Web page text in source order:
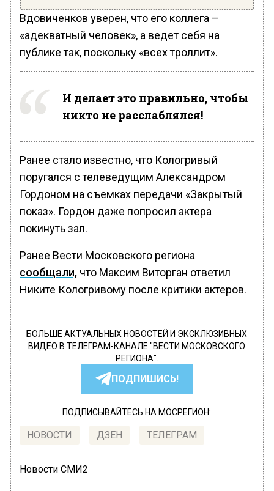
Вдовиченков уверен, что его коллега –
«адекватный человек», а ведет себя на
публике так, поскольку «всех троллит».
И делает это правильно, чтобы
никто не расслаблялся!
Ранее стало известно, что Кологривый
поругался с телеведущим Александром
Гордоном на съемках передачи «Закрытый
показ». Гордон даже попросил актера
покинуть зал.
Ранее Вести Московского региона
сообщали, что Максим Виторган ответил
Никите Кологривому после критики актеров.
БОЛЬШЕ АКТУАЛЬНЫХ НОВОСТЕЙ И ЭКСКЛЮЗИВНЫХ
ВИДЕО В ТЕЛЕГРАМ-КАНАЛЕ "ВЕСТИ МОСКОВСКОГО
РЕГИОНА".
ПОДПИШИСЬ!
ПОДПИСЫВАЙТЕСЬ НА МОСРЕГИОН:
НОВОСТИ ДЗЕН ТЕЛЕГРАМ
Новости СМИ2